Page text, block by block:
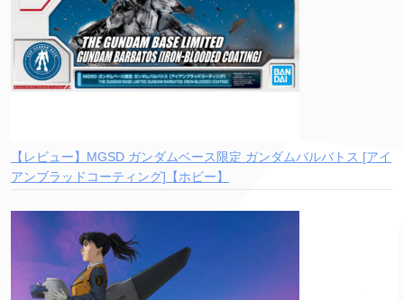
【レビュー】MGSD ガンダムベース限定 ガンダムバルバトス [アイ
アンブラッドコーティング]【ホビー】